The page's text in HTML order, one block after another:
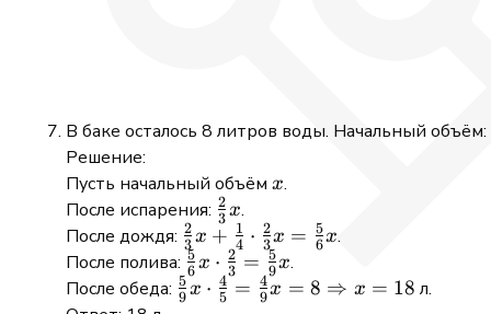
В баке осталось 8 литров воды. Начальный объём:
Решение:
Пусть начальный объём x
x.
После испарения: \frac{2}
{3}x
3
2x.
После дождя: \frac{2}
{3}x +
\frac{1}
3
2x + 4
1 ⋅ 3
2x = 6
5x.
После полива: \frac{5}
{6}x
6
5x ⋅ 3
2 = 9
5x.
После обеда: \frac{5}
9
5x ⋅ 5
4 = 9
4x = 8 ⇒ x = 18 л.